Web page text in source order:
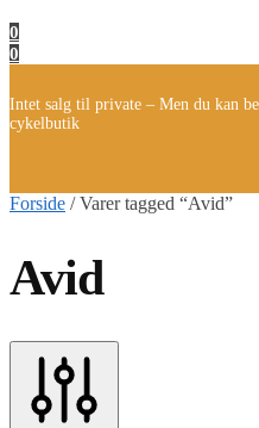
0
0
Intet salg til private – Men du kan
cykelbutik
Forside /Varer tagged “Avid”
Avid